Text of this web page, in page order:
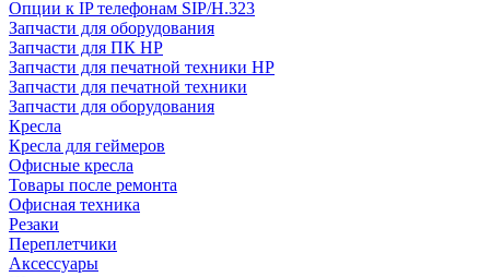
Опции к IP телефонам SIP/H.323
Запчасти для оборудования
Запчасти для ПК HP
Запчасти для печатной техники HP
Запчасти для печатной техники
Запчасти для оборудования
Кресла
Кресла для геймеров
Офисные кресла
Товары после ремонта
Офисная техника
Резаки
Переплетчики
Аксессуары